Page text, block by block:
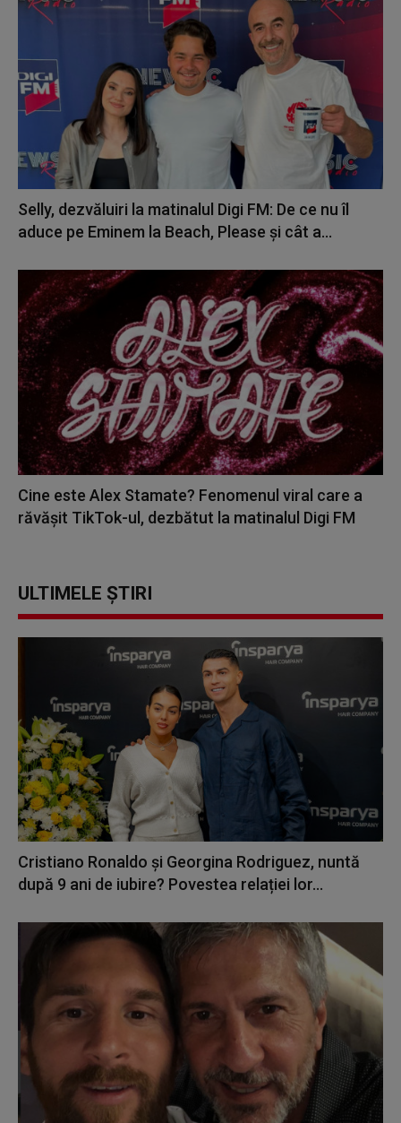
Selly, dezvăluiri la matinalul Digi FM: De ce nu îl
aduce pe Eminem la Beach, Please și cât a...
Cine este Alex Stamate? Fenomenul viral care a
răvășit TikTok-ul, dezbătut la matinalul Digi FM
ULTIMELE ȘTIRI
Cristiano Ronaldo și Georgina Rodriguez, nuntă
după 9 ani de iubire? Povestea relației lor...